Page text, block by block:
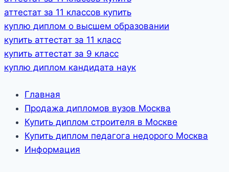
аттестат за 11 классов купить
куплю диплом о высшем образовании
купить аттестат за 11 класс
купить аттестат за 9 класс
куплю диплом кандидата наук
Главная
Продажа дипломов вузов Москва
Купить диплом строителя в Москве
Купить диплом педагога недорого Москва
Информация